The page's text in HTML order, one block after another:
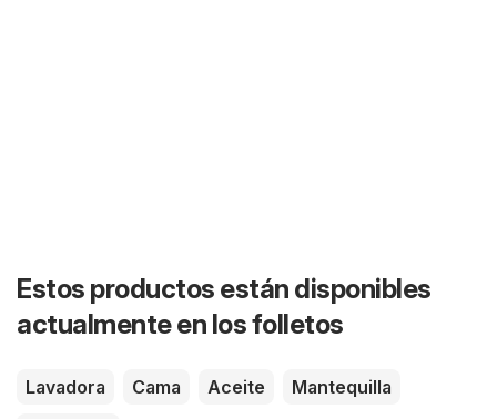
Estos productos están disponibles
actualmente en los folletos
Lavadora Cama Aceite
Mantequilla